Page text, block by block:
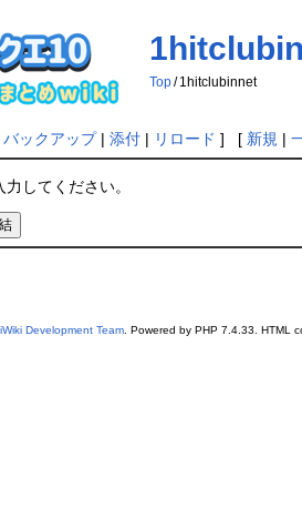
Top / 1hitclubinnet
バックアップ| 添付| リロード ] [ 新規 |
してください。
Development Team. Powered by PHP 7.4.33. HTML